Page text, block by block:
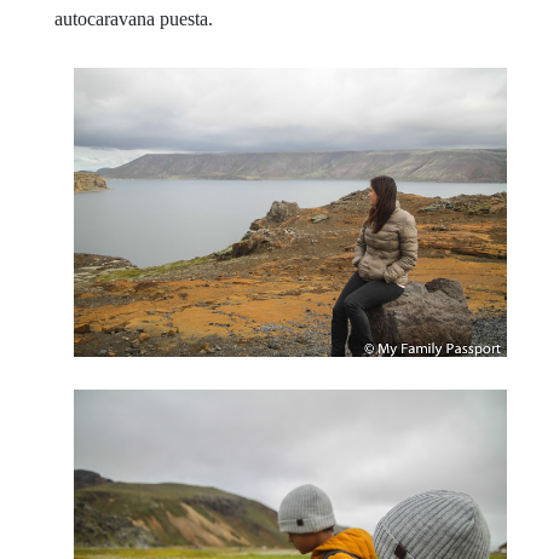
autocaravana puesta.